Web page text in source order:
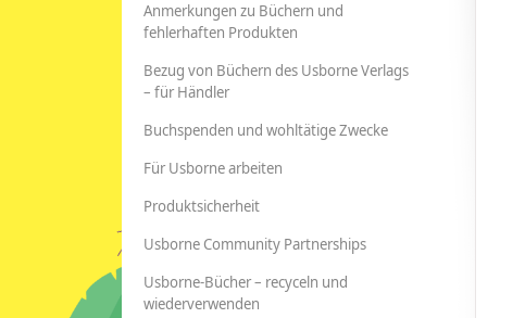
Anmerkungen zu Büchern und
fehlerhaften Produkten
Bezug von Büchern des Usborne Verlags
– für Händler
Buchspenden und wohltätige Zwecke
Für Usborne arbeiten
Produktsicherheit
Usborne Community Partnerships
Usborne-Bücher – recyceln und
wiederverwenden